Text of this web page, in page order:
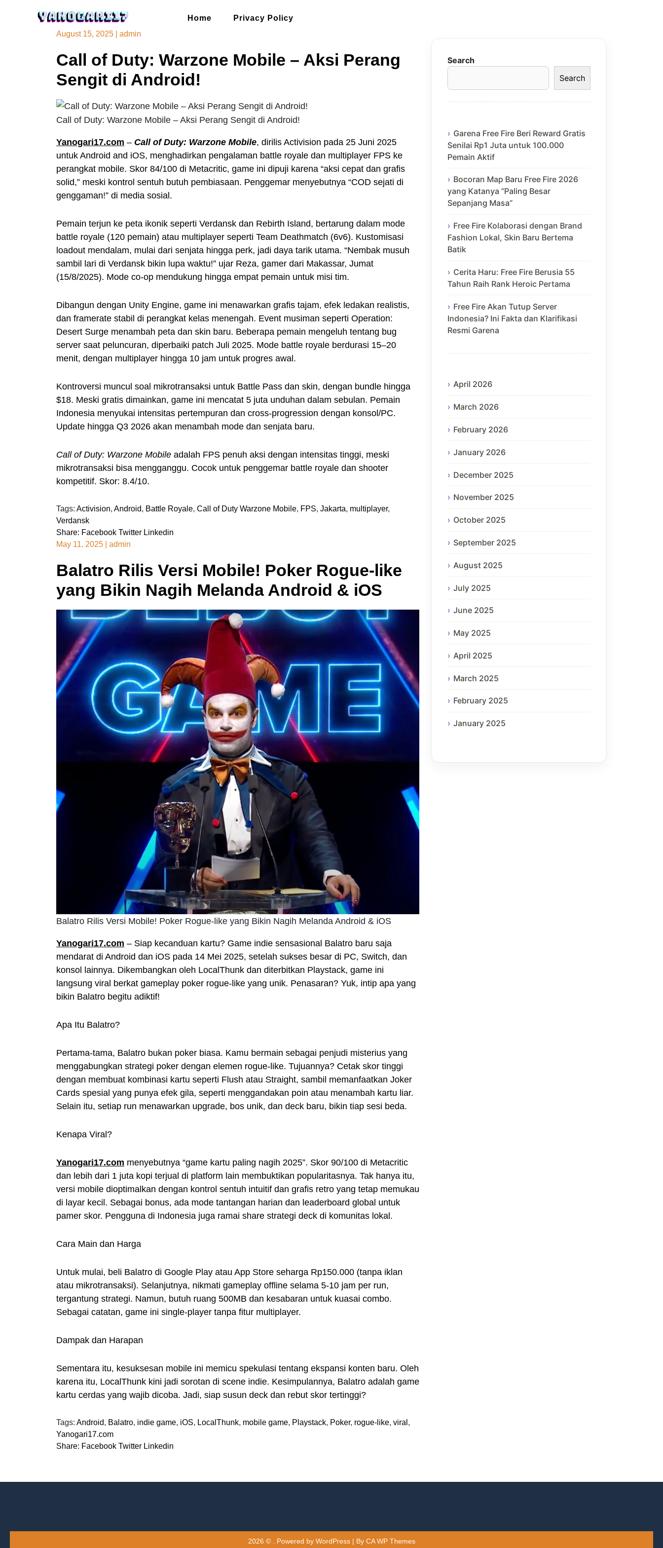
Home
Privacy Policy
August 15, 2025
admin
Call of Duty: Warzone Mobile – Aksi Perang
Sengit di Android!
Call of Duty: Warzone Mobile – Aksi Perang Sengit di Android!
Yanogari17.com – Call of Duty: Warzone Mobile, dirilis Activision pada 25 Juni 2025
untuk Android and iOS, menghadirkan pengalaman battle royale dan multiplayer FPS ke
perangkat mobile. Skor 84/100 di Metacritic, game ini dipuji karena “aksi cepat dan grafis
solid,” meski kontrol sentuh butuh pembiasaan. Penggemar menyebutnya “COD sejati di
genggaman!” di media sosial.
Pemain terjun ke peta ikonik seperti Verdansk dan Rebirth Island, bertarung dalam mode
battle royale (120 pemain) atau multiplayer seperti Team Deathmatch (6v6). Kustomisasi
loadout mendalam, mulai dari senjata hingga perk, jadi daya tarik utama. “Nembak musuh
sambil lari di Verdansk bikin lupa waktu!” ujar Reza, gamer dari Makassar, Jumat
(15/8/2025). Mode co-op mendukung hingga empat pemain untuk misi tim.
Dibangun dengan Unity Engine, game ini menawarkan grafis tajam, efek ledakan realistis,
dan framerate stabil di perangkat kelas menengah. Event musiman seperti Operation:
Desert Surge menambah peta dan skin baru. Beberapa pemain mengeluh tentang bug
server saat peluncuran, diperbaiki patch Juli 2025. Mode battle royale berdurasi 15–20
menit, dengan multiplayer hingga 10 jam untuk progres awal.
Kontroversi muncul soal mikrotransaksi untuk Battle Pass dan skin, dengan bundle hingga
$18. Meski gratis dimainkan, game ini mencatat 5 juta unduhan dalam sebulan. Pemain
Indonesia menyukai intensitas pertempuran dan cross-progression dengan konsol/PC.
Update hingga Q3 2026 akan menambah mode dan senjata baru.
Call of Duty: Warzone Mobile adalah FPS penuh aksi dengan intensitas tinggi, meski
mikrotransaksi bisa mengganggu. Cocok untuk penggemar battle royale dan shooter
kompetitif. Skor: 8.4/10.
Tags: Activision, Android, Battle Royale, Call of Duty Warzone Mobile, FPS, Jakarta, multiplayer,
Verdansk
Share: Facebook Twitter Linkedin
May 11, 2025
admin
Balatro Rilis Versi Mobile! Poker Rogue-like
yang Bikin Nagih Melanda Android & iOS
Balatro Rilis Versi Mobile! Poker Rogue-like yang Bikin Nagih Melanda Android & iOS
Yanogari17.com – Siap kecanduan kartu? Game indie sensasional Balatro baru saja
mendarat di Android dan iOS pada 14 Mei 2025, setelah sukses besar di PC, Switch, dan
konsol lainnya. Dikembangkan oleh LocalThunk dan diterbitkan Playstack, game ini
langsung viral berkat gameplay poker rogue-like yang unik. Penasaran? Yuk, intip apa yang
bikin Balatro begitu adiktif!
Apa Itu Balatro?
Pertama-tama, Balatro bukan poker biasa. Kamu bermain sebagai penjudi misterius yang
menggabungkan strategi poker dengan elemen rogue-like. Tujuannya? Cetak skor tinggi
dengan membuat kombinasi kartu seperti Flush atau Straight, sambil memanfaatkan Joker
Cards spesial yang punya efek gila, seperti menggandakan poin atau menambah kartu liar.
Selain itu, setiap run menawarkan upgrade, bos unik, dan deck baru, bikin tiap sesi beda.
Kenapa Viral?
Yanogari17.com menyebutnya “game kartu paling nagih 2025”. Skor 90/100 di Metacritic
dan lebih dari 1 juta kopi terjual di platform lain membuktikan popularitasnya. Tak hanya itu,
versi mobile dioptimalkan dengan kontrol sentuh intuitif dan grafis retro yang tetap memukau
di layar kecil. Sebagai bonus, ada mode tantangan harian dan leaderboard global untuk
pamer skor. Pengguna di Indonesia juga ramai share strategi deck di komunitas lokal.
Cara Main dan Harga
Untuk mulai, beli Balatro di Google Play atau App Store seharga Rp150.000 (tanpa iklan
atau mikrotransaksi). Selanjutnya, nikmati gameplay offline selama 5-10 jam per run,
tergantung strategi. Namun, butuh ruang 500MB dan kesabaran untuk kuasai combo.
Sebagai catatan, game ini single-player tanpa fitur multiplayer.
Dampak dan Harapan
Sementara itu, kesuksesan mobile ini memicu spekulasi tentang ekspansi konten baru. Oleh
karena itu, LocalThunk kini jadi sorotan di scene indie. Kesimpulannya, Balatro adalah game
kartu cerdas yang wajib dicoba. Jadi, siap susun deck dan rebut skor tertinggi?
Tags: Android, Balatro, indie game, iOS, LocalThunk, mobile game, Playstack, Poker, rogue-like, viral ,
Yanogari17.com
Share: Facebook Twitter Linkedin
Search
Search
Garena Free Fire Beri Reward Gratis
Senilai Rp1 Juta untuk 100.000
Pemain Aktif
Bocoran Map Baru Free Fire 2026
yang Katanya “Paling Besar
Sepanjang Masa”
Free Fire Kolaborasi dengan Brand
Fashion Lokal, Skin Baru Bertema
Batik
Cerita Haru: Free Fire Berusia 55
Tahun Raih Rank Heroic Pertama
Free Fire Akan Tutup Server
Indonesia? Ini Fakta dan Klarifikasi
Resmi Garena
April 2026
March 2026
February 2026
January 2026
December 2025
November 2025
October 2025
September 2025
August 2025
July 2025
June 2025
May 2025
April 2025
March 2025
February 2025
January 2025
2026 © . Powered by WordPress | By CA WP Themes